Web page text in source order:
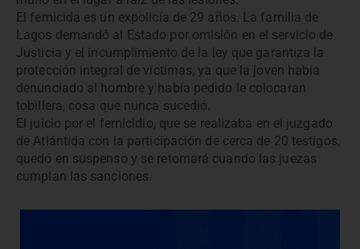
El femicida es un expolicía de 29 años. La familia de
Lagos demandó al Estado por omisión en el servicio de
Justicia y el incumplimiento de la ley que garantiza la
protección integral de víctimas, ya que la joven había
denunciado al hombre y había pedido le colocaran
tobillera, cosa que nunca sucedió.
El juicio por el femicidio, que se realizaba en el juzgado
de Atlántida con la participación de cerca de 20 testigos,
quedó en suspenso y se retomará cuando las juezas
cumplan las sanciones.